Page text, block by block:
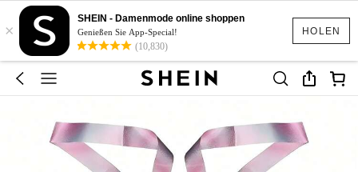
HOLEN
×
SHEIN - Damenmode online shoppen
Genießen Sie App-Special!
(10,830)